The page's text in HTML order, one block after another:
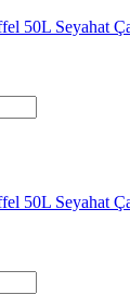
50L Seyahat
50L Seyahat